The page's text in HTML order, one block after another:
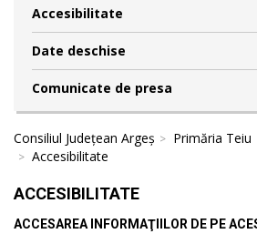
Accesibilitate
Date deschise
Comunicate de presa
Consiliul Județean Argeș Primăria Teiu
Accesibilitate
ACCESIBILITATE
ACCESAREA INFORMAŢIILOR DE PE